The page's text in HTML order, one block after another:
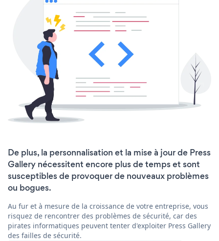
De plus, la personnalisation et la mise à jour de Press
Gallery nécessitent encore plus de temps et sont
susceptibles de provoquer de nouveaux problèmes
ou bogues.
Au fur et à mesure de la croissance de votre entreprise, vous
risquez de rencontrer des problèmes de sécurité, car des
pirates informatiques peuvent tenter d'exploiter Press Gallery
des failles de sécurité.